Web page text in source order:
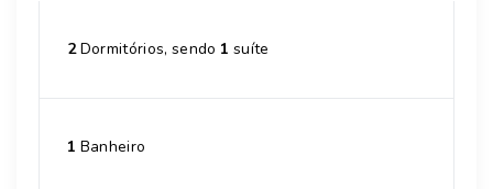
2Dormitórios, sendo 1 suíte
1 Banheiro